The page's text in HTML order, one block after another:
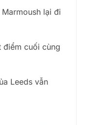
lại đi
điểm cuối cùng
Leeds vẫn